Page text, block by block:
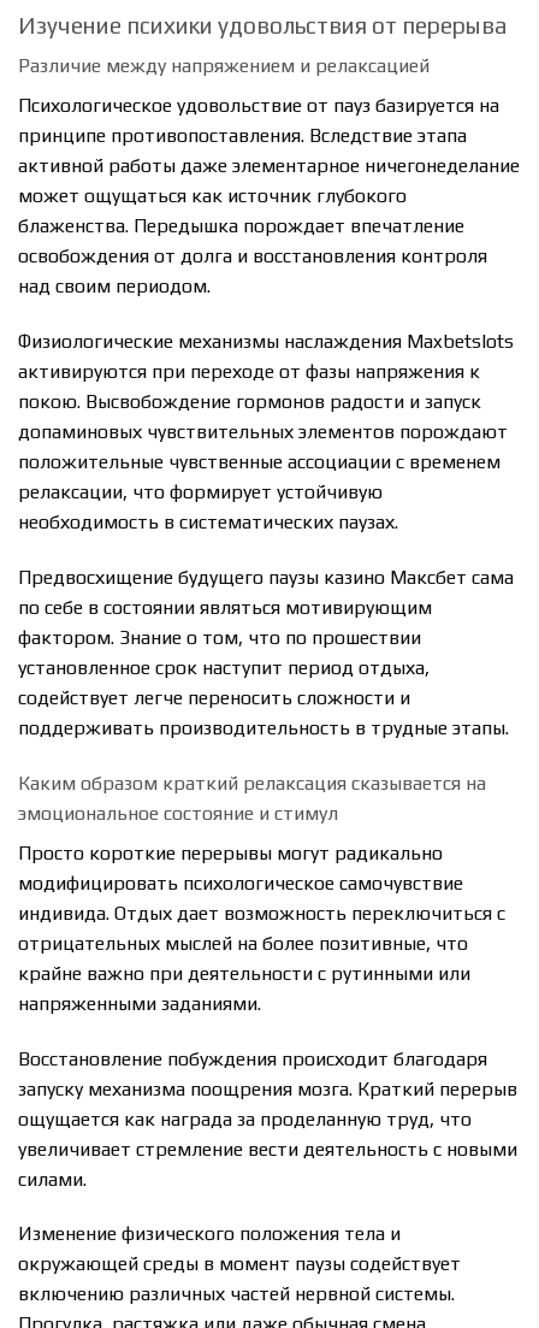
Изучение психики удовольствия от перерыва
Различие между напряжением и релаксацией
Психологическое удовольствие от пауз базируется на
принципе противопоставления. Вследствие этапа
активной работы даже элементарное ничегонеделание
может ощущаться как источник глубокого
блаженства. Передышка порождает впечатление
освобождения от долга и восстановления контроля
над своим периодом.
Физиологические механизмы наслаждения Maxbetslots
активируются при переходе от фазы напряжения к
покою. Высвобождение гормонов радости и запуск
допаминовых чувствительных элементов порождают
положительные чувственные ассоциации с временем
релаксации, что формирует устойчивую
необходимость в систематических паузах.
Предвосхищение будущего паузы казино Максбет сама
по себе в состоянии являться мотивирующим
фактором. Знание о том, что по прошествии
установленное срок наступит период отдыха,
содействует легче переносить сложности и
поддерживать производительность в трудные этапы.
Каким образом краткий релаксация сказывается на
эмоциональное состояние и стимул
Просто короткие перерывы могут радикально
модифицировать психологическое самочувствие
индивида. Отдых дает возможность переключиться с
отрицательных мыслей на более позитивные, что
крайне важно при деятельности с рутинными или
напряженными заданиями.
Восстановление побуждения происходит благодаря
запуску механизма поощрения мозга. Краткий перерыв
ощущается как награда за проделанную труд, что
увеличивает стремление вести деятельность с новыми
силами.
Изменение физического положения тела и
окружающей среды в момент паузы содействует
включению различных частей нервной системы.